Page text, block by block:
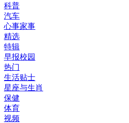
科普
汽车
心事家事
精选
特辑
早报校园
热门
生活贴士
星座与生肖
保健
体育
视频